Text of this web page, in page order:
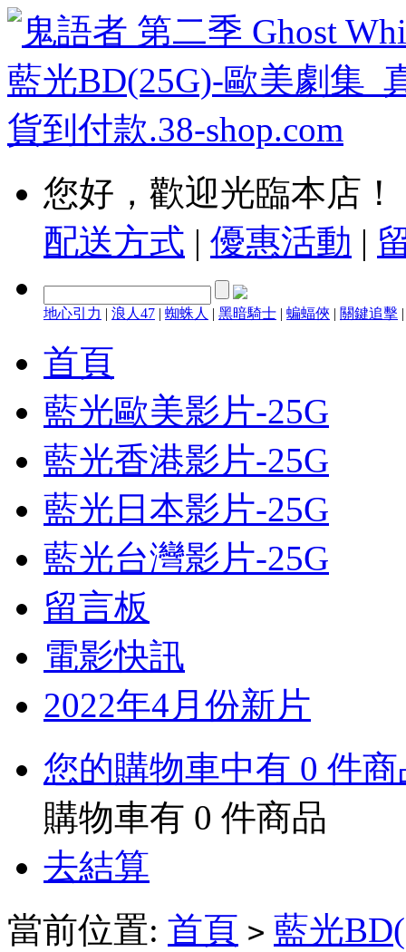
您好，歡迎光臨本店！
配送方式 | 優惠活動 |
地心引力 | 浪人47 | 蜘蛛人 | 黑暗騎士 | 蝙蝠俠 | 關鍵追擊
首頁
藍光歐美影片-25G
藍光香港影片-25G
藍光日本影片-25G
藍光台灣影片-25G
留言板
電影快訊
2022年4月份新片
您的購物車中有 0 件
購物車有 0 件商品
去結算
當前位置: 首頁 > 藍光